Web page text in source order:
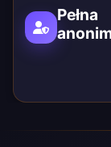
Pełna